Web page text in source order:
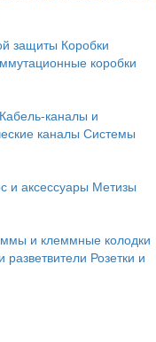
защиты Коробки
коробки
Кабель-каналы и
каналы Системы
и аксессуары Метизы
и клеммные колодки
разветвители Розетки и